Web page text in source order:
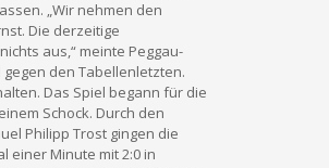
„Wir nehmen den
Die derzeitige
aus,“ meinte Peggau-
den Tabellenletzten.
Das Spiel begann für die
Schock. Durch den
Philipp Trost gingen die
einer Minute mit 2:0 in